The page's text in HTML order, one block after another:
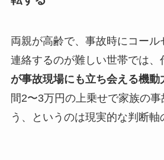
両親が高齢で、事故時にコール
連絡するのが難しい世帯では、
が事故現場にも立ち会える機動
間2〜3万円の上乗せで家族の
う、というのは現実的な判断軸